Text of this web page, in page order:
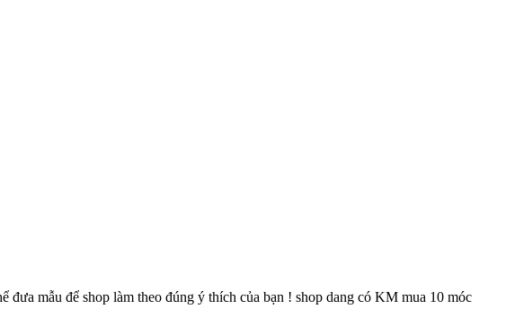
đưa mẫu để shop làm theo đúng ý thích của bạn ! shop dang có KM mua 10 móc